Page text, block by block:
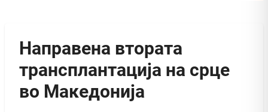
Направена втората
трансплантација на срце
во Македонија